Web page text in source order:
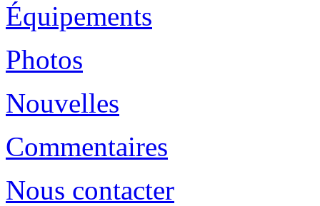
Équipements
Photos
Nouvelles
Commentaires
Nous contacter